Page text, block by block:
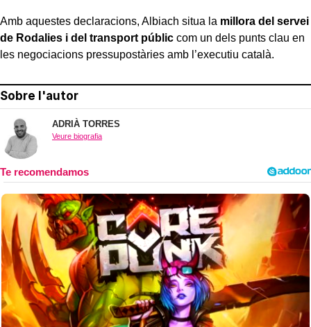
Amb aquestes declaracions, Albiach situa la millora del servei
de Rodalies i del transport públic com un dels punts clau en
les negociacions pressupostàries amb l’executiu català.
Sobre l'autor
ADRIÀ TORRES
Veure biografia